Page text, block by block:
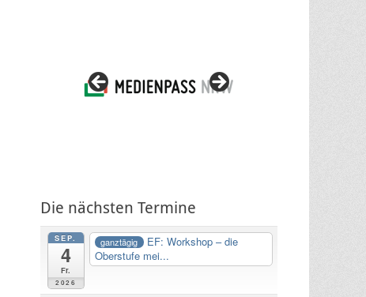
Die nächsten Termine
SEP.
4
Fr.
2026
ganztägig
EF: Workshop – die
Oberstufe mei...